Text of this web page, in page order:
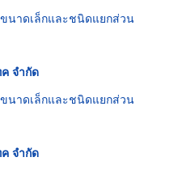
นาดเล็กและชนิดแยกส่วน
จำกัด
นาดเล็กและชนิดแยกส่วน
จำกัด